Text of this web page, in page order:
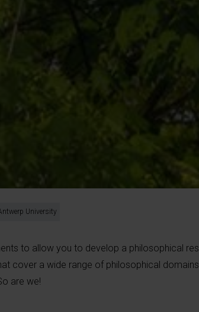
University
to allow you to develop a philosophical
cover a wide range of philosophical
are we!